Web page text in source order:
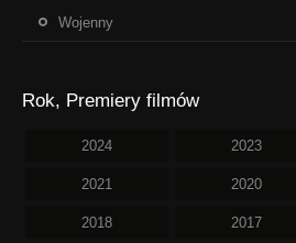
Wojenny
Rok, Premiery filmów
2024 2023
2021 2020
2018 2017